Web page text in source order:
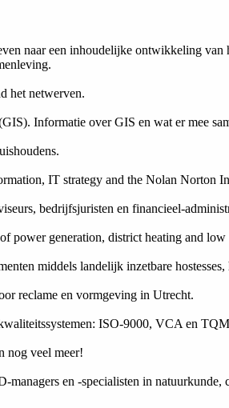
naar een inhoudelijke ontwikkeling
het netwerven.
Informatie over GIS en wat er mee
IT strategy and the Nolan Norton
bedrijfsjuristen en financieel-
power generation, district heating and
middels landelijk inzetbare hostesses,
reclame en vormgeving in Utrecht.
ISO-9000, VCA en
nog veel meer!
en -specialisten in natuurkunde,